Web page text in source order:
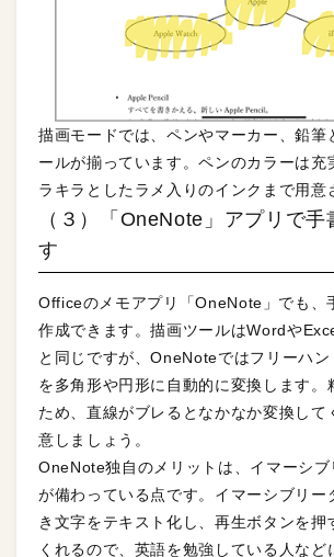
描画モードでは、ペンやマーカー、鉛筆
ールが揃っています。ペンのカラーは充
ラキラとしたラメ入りのインクまで用意
（３）「OneNote」アプリで
す
Officeのメモアプリ「OneNote」でも、
作成できます。描画ツールはWordや
と同じですが、OneNoteではフリーハ
を多角形や円形に自動的に変換します。
ため、直線がブレるとなかなか変換して
意しましょう。
OneNote独自のメリットは、イマーシブ
が備わっている点です。イマーシブリー
き文字をテキスト化し、再生ボタンを押
くれるので、英語を勉強している人など